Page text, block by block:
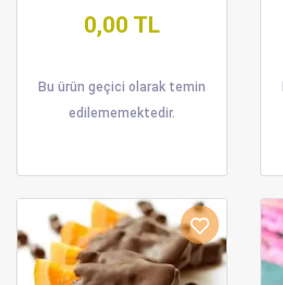
0,00 TL
Bu ürün geçici olarak temin
edilememektedir.